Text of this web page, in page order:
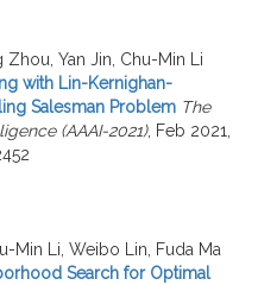
Yan Jin, Chu-Min Li
with Lin-Kernighan-
Salesman Problem The
(AAAI-2021), Feb 2021,
Min Li, Weibo Lin, Fuda Ma
Search for Optimal